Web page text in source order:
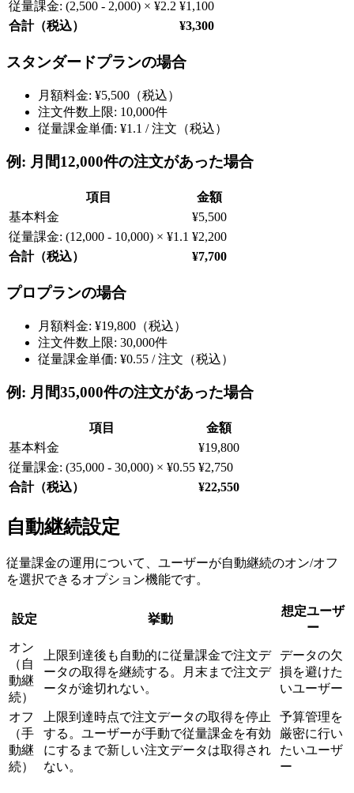
従量課金: (2,500 - 2,000) × ¥2.2 ¥1,100
合計（税込）
¥3,300
スタンダードプランの場合
月額料金: ¥5,500（税込）
注文件数上限: 10,000件
従量課金単価: ¥1.1 / 注文（税込）
例: 月間12,000件の注文があった場合
項目
金額
基本料金
¥5,500
従量課金: (12,000 - 10,000) × ¥1.1 ¥2,200
合計（税込）
¥7,700
プロプランの場合
月額料金: ¥19,800（税込）
注文件数上限: 30,000件
従量課金単価: ¥0.55 / 注文（税込）
例: 月間35,000件の注文があった場合
項目
金額
基本料金
¥19,800
従量課金: (35,000 - 30,000) × ¥0.55 ¥2,750
合計（税込）
¥22,550
自動継続設定
従量課金の運用について、ユーザーが自動継続のオン/オフ
を選択できるオプション機能です。
設定 挙動
想定ユーザ
ー
オン
（自
動継
続）
上限到達後も自動的に従量課金で注文デ
ータの取得を継続する。月末まで注文デ
ータが途切れない。
データの欠
損を避けた
いユーザー
オフ
（手
動継
続）
上限到達時点で注文データの取得を停止
する。ユーザーが手動で従量課金を有効
にするまで新しい注文データは取得され
ない。
予算管理を
厳密に行い
たいユーザ
ー